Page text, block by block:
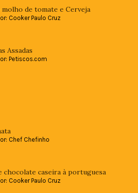
molho de tomate e Cerveja
Cooker Paulo Cruz
Assadas
Petiscos.com
Chef Chefinho
chocolate caseira à portuguesa
Cooker Paulo Cruz